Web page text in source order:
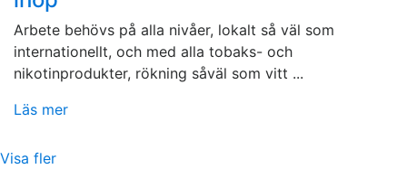
Arbete behövs på alla nivåer, lokalt så väl som
internationellt, och med alla tobaks- och
nikotinprodukter, rökning såväl som vitt ...
Läs mer
Visa fler